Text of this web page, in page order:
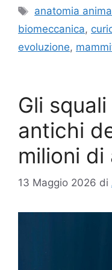
Tag
anatomia
biomeccanica,
evoluzione,
Gli
antichi
milioni di
13 Maggio 2026 di